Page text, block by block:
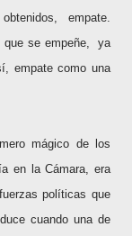
empate.
que se empeñe, ya
empate como una
mágico de los
en la Cámara, era
políticas que
cuando una de